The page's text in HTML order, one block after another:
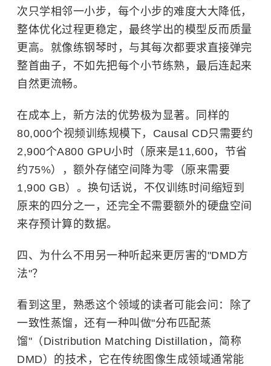
次只学相邻一小步，每个小步的难度大大降低，
整体优化过程更稳定，最终学出的模型反而质量
更高。就像练钢琴时，与其每次都要求直接弹完
整首曲子，不如先把每个小节练熟，最后连起来
自然更流畅。
在成本上，新方法的优势极为显著。同样的
80,000个视频训练规模下，Causal CD只需要约
2,900个A800 GPU小时（原来是11,600，节省
约75%），额外存储空间降为零（原来需要
1,900 GB）。换句话说，不仅训练时间缩短到
原来的四分之一，还完全不需要额外的硬盘空间
来存预计算的数据。
四、为什么不用另一种听起来更厉害的"DMD方
法"？
看到这里，熟悉这个领域的读者可能会问：除了
一致性蒸馏，还有一种叫做"分布匹配蒸
馏"（Distribution Matching Distillation，简称
DMD）的技术，它在传统图像生成领域通常能